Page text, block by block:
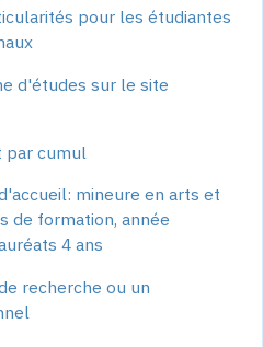
joindre
pour les étudiantes
d'études sur le site
par cumul
mineure en arts et
de formation, année
4 ans
recherche ou un